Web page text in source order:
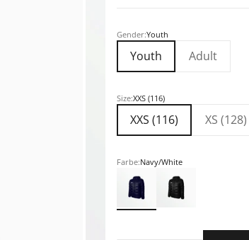
Gender:Youth
Youth Adult
Size:XXS (116)
XXS (116) XS (128)
Farbe:Navy/White
Navy/WhiteBlack/White